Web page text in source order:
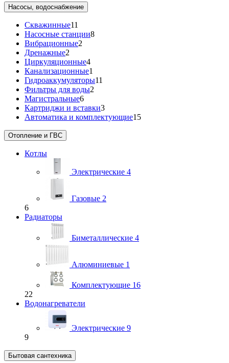
Насосы, водоснабжение
Скважинные11
Насосные станции8
Вибрационные2
Дренажные2
Циркуляционные4
Канализационные1
Гидроаккумуляторы11
Фильтры для воды2
Магистральные6
Картриджи и вставки3
Автоматика и комплектующие15
Отопление и ГВС
Котлы
Электрические 4
Газовые 2
6
Радиаторы
Биметаллические 4
Алюминиевые 1
Комплектующие 16
22
Водонагреватели
Электрические 9
9
Бытовая сантехника